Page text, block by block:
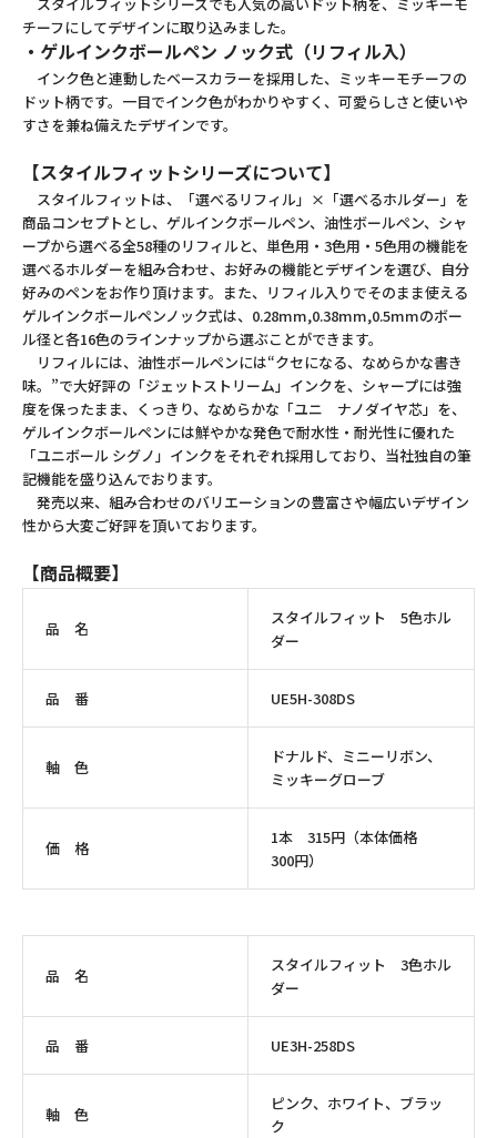
チーフにしてデザインに取り込みました。
・ゲルインクボールペン ノック式（リフィル入）
インク色と連動したベースカラーを採用した、ミッキーモチーフの
ドット柄です。一目でインク色がわかりやすく、可愛らしさと使いや
すさを兼ね備えたデザインです。
【スタイルフィットシリーズについて】
スタイルフィットは、「選べるリフィル」×「選べるホルダー」を
商品コンセプトとし、ゲルインクボールペン、油性ボールペン、シャ
ープから選べる全58種のリフィルと、単色用・3色用・5色用の機能を
選べるホルダーを組み合わせ、お好みの機能とデザインを選び、自分
好みのペンをお作り頂けます。また、リフィル入りでそのまま使える
ゲルインクボールペンノック式は、0.28mm,0.38mm,0.5mmのボー
ル径と各16色のラインナップから選ぶことができます。
リフィルには、油性ボールペンには“クセになる、なめらかな書き
味。”で大好評の「ジェットストリーム」インクを、シャープには強
度を保ったまま、くっきり、なめらかな「ユニ ナノダイヤ芯」を、
ゲルインクボールペンには鮮やかな発色で耐水性・耐光性に優れた
「ユニボール シグノ」インクをそれぞれ採用しており、当社独自の筆
記機能を盛り込んでおります。
発売以来、組み合わせのバリエーションの豊富さや幅広いデザイン
性から大変ご好評を頂いております。
【商品概要】
品 名
スタイルフィット 5色ホル
ダー
品 番 UE5H-308DS
軸 色
ドナルド、ミニーリボン、
ミッキーグローブ
価 格
1本 315円（本体価格
300円）
品 名
スタイルフィット 3色ホル
ダー
品 番 UE3H-258DS
軸 色
ピンク、ホワイト、ブラッ
ク